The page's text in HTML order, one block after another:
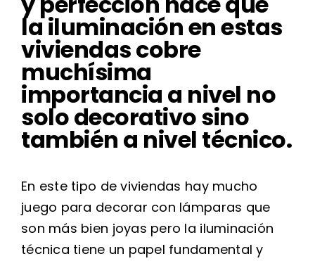
la iluminación en estas
viviendas cobre
muchísima
importancia a nivel no
solo decorativo sino
también a nivel técnico.
En este tipo de viviendas hay mucho
juego para decorar con lámparas que
son más bien joyas pero la iluminación
técnica tiene un papel fundamental y